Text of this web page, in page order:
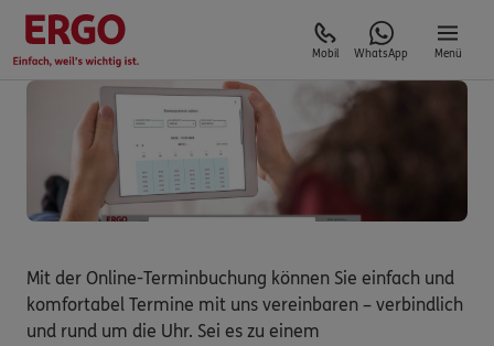
Mobil WhatsApp Menü
Mit der Online-Terminbuchung können Sie einfach und
komfortabel Termine mit uns vereinbaren – verbindlich
und rund um die Uhr. Sei es zu einem